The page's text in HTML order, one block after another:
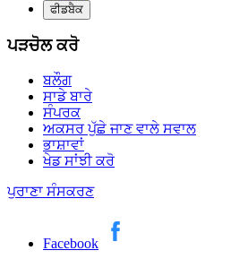
ਫੀਡਬੈਕ
ਪੜਚੋਲ ਕਰੋ
ਬਲੌਗ
ਸਾਡੇ ਬਾਰੇ
ਸੰਪਰਕ
ਅਕਸਰ ਪੁੱਛੇ ਜਾਣ ਵਾਲੇ ਸਵਾਲ
ਭਾਸ਼ਾਵਾਂ
ਖੇਡ ਸਾਂਝੀ ਕਰੋ
ਪੁਰਾਣਾ ਸੰਸਕਰਣ
Facebook